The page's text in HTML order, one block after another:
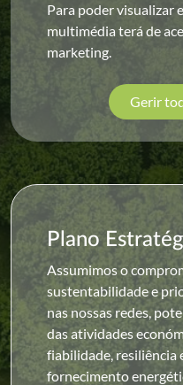
Para poder visualizar
multimédia terá de
marketing.
Gerir
Plano
Assumimos o
sustentabilidade e
nas nossas redes,
das atividades
fiabilidade, resiliência
fornecimento